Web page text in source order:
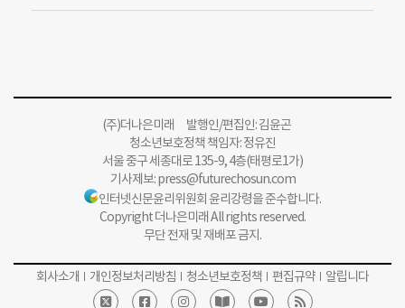
(주)더나은미래 발행인/편집인: 김윤곤
청소년보호정책 책임자: 정유진
서울 중구 세종대로 135-9, 4층(태평로1가)
기사제보:press@futurechosun.com
인터넷신문윤리위원회 윤리강령을 준수합니다.
Copyright 더나은미래 All rights reserved.
무단 전재 및 재배포 금지.
회사소개 개인정보처리방침 청소년보호정책 편집규약 알립니다